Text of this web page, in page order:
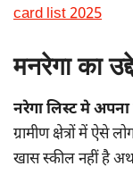
card list 2025
मनरेगा का
नरेगा लिस्ट मे
ग्रामीण क्षेत्रों में ऐसे
खास स्कील नहीं है